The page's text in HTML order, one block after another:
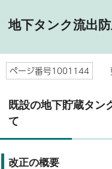
地下タンク流出
ページ番号1001144
既設の地下貯蔵タン
て
改正の概要